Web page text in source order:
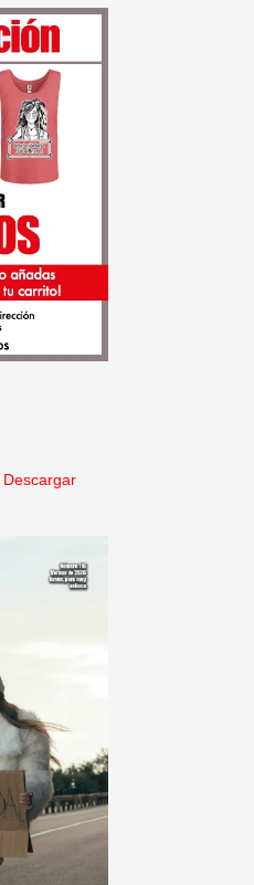
Descargar